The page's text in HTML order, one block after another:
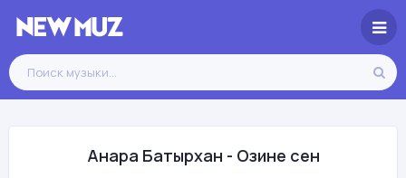
Анара Батырхан - Озине сен